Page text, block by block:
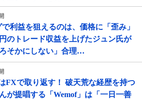
利益を狙えるのは、価格に「歪み」
のトレード収益を上げたジュン氏が
そかにしない」合理…
FXで取り返す！ 破天荒な経歴を持つ
が提唱する「Wemof」は「一日一善